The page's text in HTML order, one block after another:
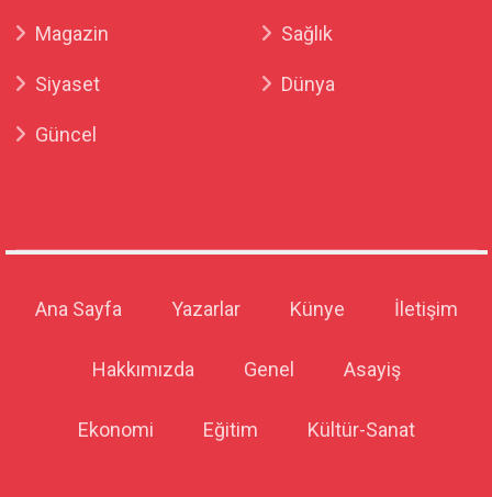
Magazin Sağlık
Siyaset Dünya
Güncel
Ana Sayfa Yazarlar Künye İletişim
Hakkımızda Genel Asayiş
Ekonomi Eğitim Kültür-Sanat